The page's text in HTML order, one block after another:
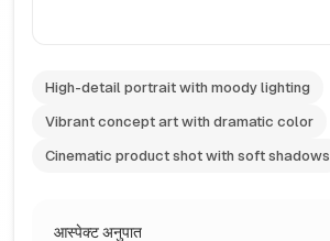
High-detail portrait with moody lighting
Vibrant concept art with dramatic color
Cinematic product shot with soft shadows
आस्पेक्ट अनुपात